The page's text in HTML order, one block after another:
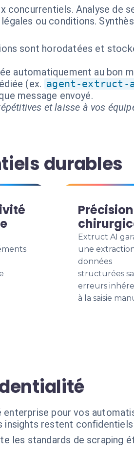
concurrentiels. Analyse de
ou conditions.
sont horodatées et
automatiquement au bon
(ex. agent-extruct-
message envoyé.
et laisse à vos
durables
Précision
Extruct AI
une
données
structurées
erreurs
à la saisie
pour vos
insights restent
les standards de scraping